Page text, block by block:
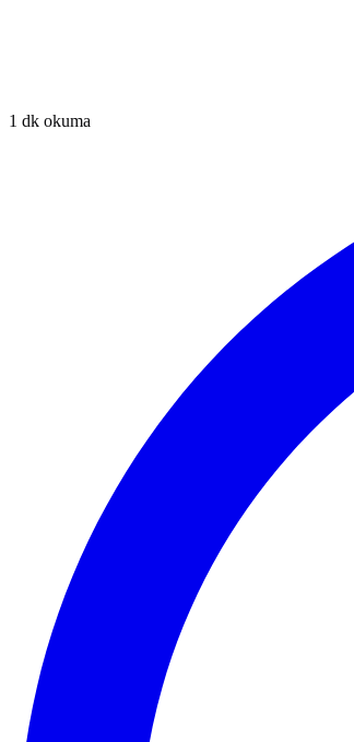
1 dk okuma